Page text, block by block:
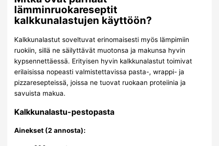
lämminruokareseptit
kalkkunalastujen käyttöön?
Kalkkunalastut soveltuvat erinomaisesti myös lämpimiin
ruokiin, sillä ne säilyttävät muotonsa ja makunsa hyvin
kypsennettäessä. Erityisen hyvin kalkkunalastut toimivat
erilaisissa nopeasti valmistettavissa pasta-, wrappi- ja
pizzaresepteissä, joissa ne tuovat ruokaan proteiinia ja
savuista makua.
Kalkkunalastu-pestopasta
Ainekset (2 annosta):